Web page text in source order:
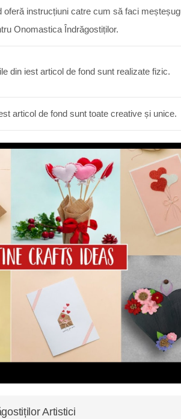
oferă instrucțiuni catre cum să faci
Onomastica Îndrăgostiților.
din iest articol de fond sunt realizate fizic.
articol de fond sunt toate creative și unice.
Artistici